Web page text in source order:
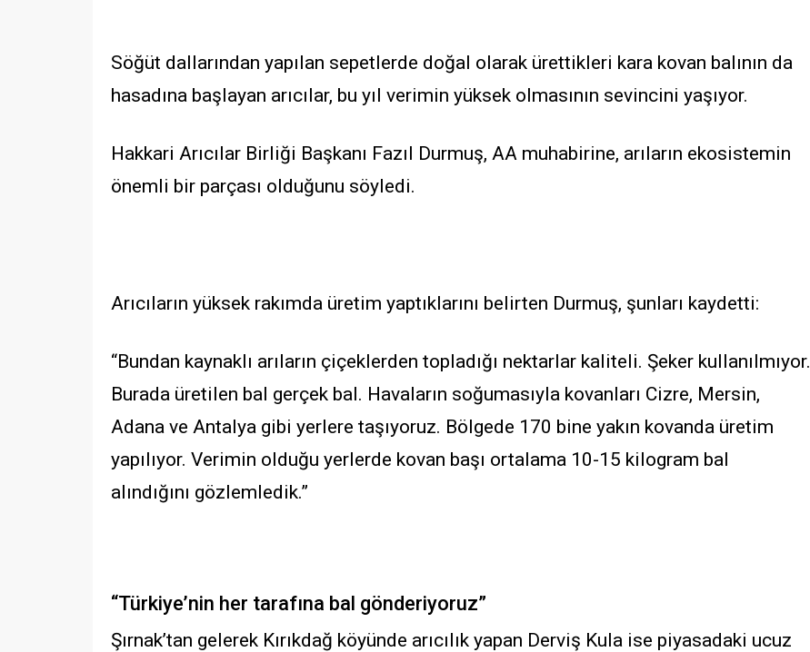
Söğüt dallarından yapılan sepetlerde doğal olarak ürettikleri kara kovan balının da
hasadına başlayan arıcılar, bu yıl verimin yüksek olmasının sevincini yaşıyor.
Hakkari Arıcılar Birliği Başkanı Fazıl Durmuş, AA muhabirine, arıların ekosistemin
önemli bir parçası olduğunu söyledi.
Arıcıların yüksek rakımda üretim yaptıklarını belirten Durmuş, şunları kaydetti:
“Bundan kaynaklı arıların çiçeklerden topladığı nektarlar kaliteli. Şeker kullanılmıyor.
Burada üretilen bal gerçek bal. Havaların soğumasıyla kovanları Cizre, Mersin,
Adana ve Antalya gibi yerlere taşıyoruz. Bölgede 170 bine yakın kovanda üretim
yapılıyor. Verimin olduğu yerlerde kovan başı ortalama 10-15 kilogram bal
alındığını gözlemledik.”
“Türkiye’nin her tarafına bal gönderiyoruz”
Şırnak’tan gelerek Kırıkdağ köyünde arıcılık yapan Derviş Kula ise piyasadaki ucuz